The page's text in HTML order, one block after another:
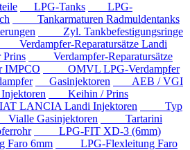
LPG-Tanks
LPG-
Tankarmaturen Radmuldentanks
Zyl. Tankbefestigungsringe
Verdampfer-Reparatursätze Landi
Verdampfer-Reparatursätze
OMVL LPG-Verdampfer
Gasinjektoren
AEB / VGI
Keihin / Prins
LANCIA Landi Injektoren
Typ
Gasinjektoren
Tartarini
LPG-FIT XD-3 (6mm)
6mm
LPG-Flexleitung Faro